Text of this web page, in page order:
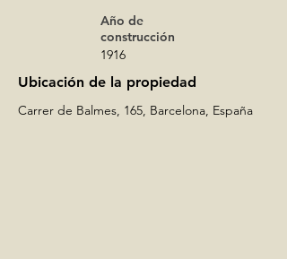
Año de
construcción
1916
Ubicación de la propiedad
Carrer de Balmes, 165, Barcelona, España